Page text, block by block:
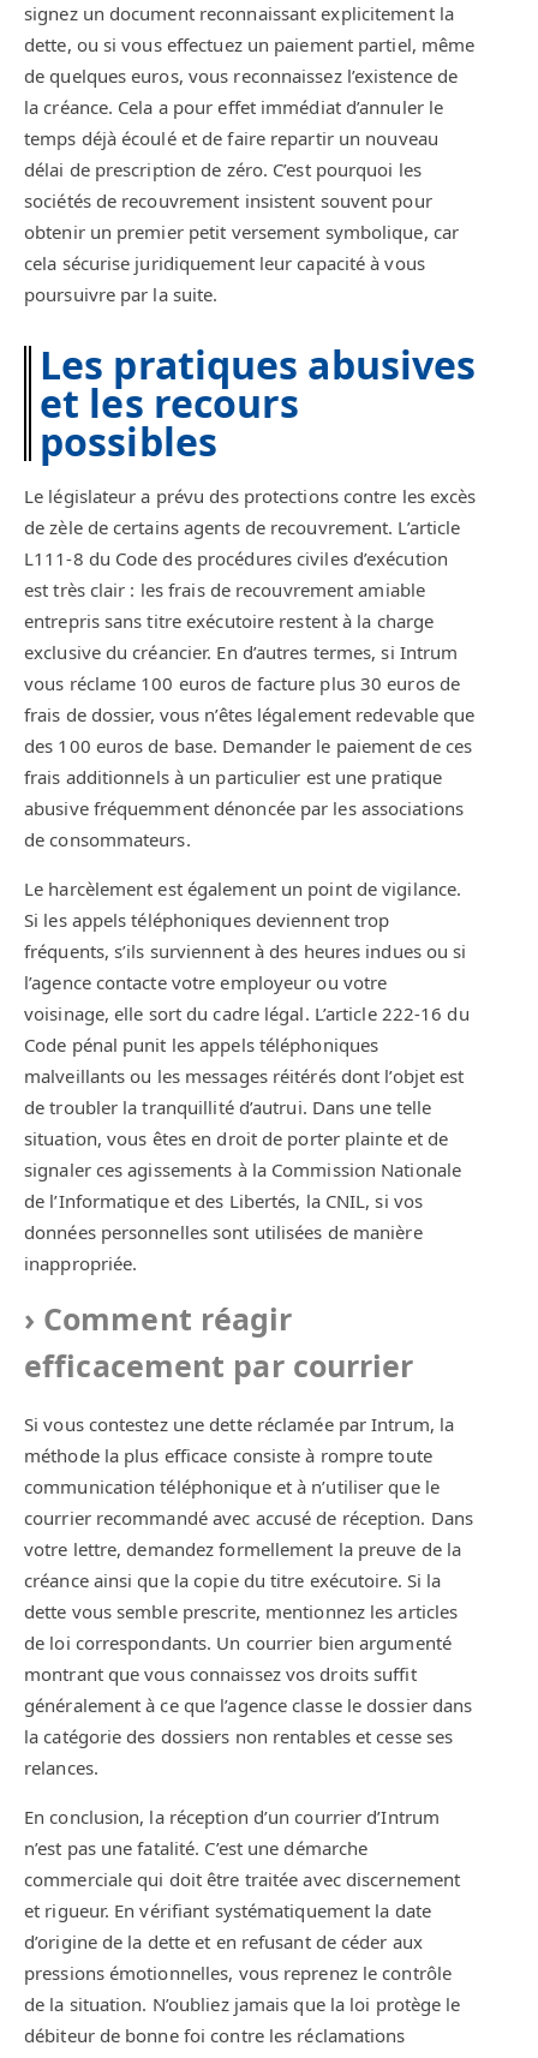
signez un document reconnaissant explicitement la
dette, ou si vous effectuez un paiement partiel, même
de quelques euros, vous reconnaissez l’existence de
la créance. Cela a pour effet immédiat d’annuler le
temps déjà écoulé et de faire repartir un nouveau
délai de prescription de zéro. C’est pourquoi les
sociétés de recouvrement insistent souvent pour
obtenir un premier petit versement symbolique, car
cela sécurise juridiquement leur capacité à vous
poursuivre par la suite.
Les pratiques abusives
et les recours
possibles
Le législateur a prévu des protections contre les excès
de zèle de certains agents de recouvrement. L’article
L111-8 du Code des procédures civiles d’exécution
est très clair : les frais de recouvrement amiable
entrepris sans titre exécutoire restent à la charge
exclusive du créancier. En d’autres termes, si Intrum
vous réclame 100 euros de facture plus 30 euros de
frais de dossier, vous n’êtes légalement redevable que
des 100 euros de base. Demander le paiement de ces
frais additionnels à un particulier est une pratique
abusive fréquemment dénoncée par les associations
de consommateurs.
Le harcèlement est également un point de vigilance.
Si les appels téléphoniques deviennent trop
fréquents, s’ils surviennent à des heures indues ou si
l’agence contacte votre employeur ou votre
voisinage, elle sort du cadre légal. L’article 222-16 du
Code pénal punit les appels téléphoniques
malveillants ou les messages réitérés dont l’objet est
de troubler la tranquillité d’autrui. Dans une telle
situation, vous êtes en droit de porter plainte et de
signaler ces agissements à la Commission Nationale
de l’Informatique et des Libertés, la CNIL, si vos
données personnelles sont utilisées de manière
inappropriée.
Comment réagir
efficacement par courrier
Si vous contestez une dette réclamée par Intrum, la
méthode la plus efficace consiste à rompre toute
communication téléphonique et à n’utiliser que le
courrier recommandé avec accusé de réception. Dans
votre lettre, demandez formellement la preuve de la
créance ainsi que la copie du titre exécutoire. Si la
dette vous semble prescrite, mentionnez les articles
de loi correspondants. Un courrier bien argumenté
montrant que vous connaissez vos droits suffit
généralement à ce que l’agence classe le dossier dans
la catégorie des dossiers non rentables et cesse ses
relances.
En conclusion, la réception d’un courrier d’Intrum
n’est pas une fatalité. C’est une démarche
commerciale qui doit être traitée avec discernement
et rigueur. En vérifiant systématiquement la date
d’origine de la dette et en refusant de céder aux
pressions émotionnelles, vous reprenez le contrôle
de la situation. N’oubliez jamais que la loi protège le
débiteur de bonne foi contre les réclamations